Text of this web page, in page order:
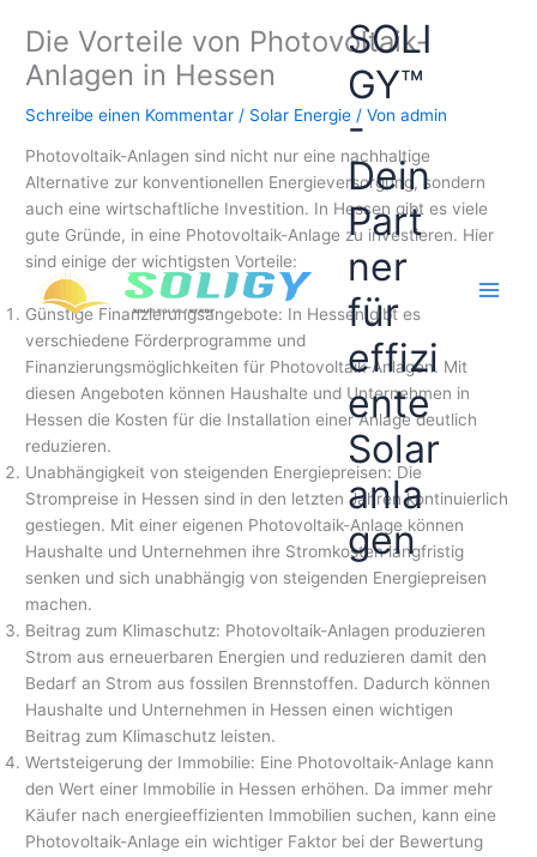
Inhalt
springen
SOLI
GY™
-
Dein
Part
ner
für
effizi
ente
Solar
anla
gen
Die Vorteile von Photovoltaik-
Anlagen in Hessen
Schreibe einen Kommentar / Solar Energie / Vonadmin
Photovoltaik-Anlagen sind nicht nur eine nachhaltige
Alternative zur konventionellen Energieversorgung, sondern
auch eine wirtschaftliche Investition. In Hessen gibt es viele
gute Gründe, in eine Photovoltaik-Anlage zu investieren. Hier
sind einige der wichtigsten Vorteile:
Günstige Finanzierungsangebote: In Hessen gibt es
verschiedene Förderprogramme und
Finanzierungsmöglichkeiten für Photovoltaik-Anlagen. Mit
diesen Angeboten können Haushalte und Unternehmen in
Hessen die Kosten für die Installation einer Anlage deutlich
reduzieren.
Unabhängigkeit von steigenden Energiepreisen: Die
Strompreise in Hessen sind in den letzten Jahren kontinuierlich
gestiegen. Mit einer eigenen Photovoltaik-Anlage können
Haushalte und Unternehmen ihre Stromkosten langfristig
senken und sich unabhängig von steigenden Energiepreisen
machen.
Beitrag zum Klimaschutz: Photovoltaik-Anlagen produzieren
Strom aus erneuerbaren Energien und reduzieren damit den
Bedarf an Strom aus fossilen Brennstoffen. Dadurch können
Haushalte und Unternehmen in Hessen einen wichtigen
Beitrag zum Klimaschutz leisten.
Wertsteigerung der Immobilie: Eine Photovoltaik-Anlage kann
den Wert einer Immobilie in Hessen erhöhen. Da immer mehr
Käufer nach energieeffizienten Immobilien suchen, kann eine
Photovoltaik-Anlage ein wichtiger Faktor bei der Bewertung